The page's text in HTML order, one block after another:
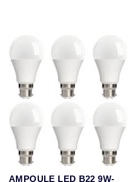
AMPOULE LED B22 9W-